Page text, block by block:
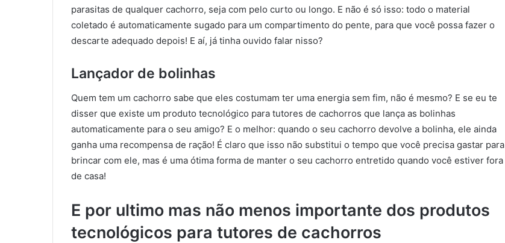
parasitas de qualquer cachorro, seja com pelo curto ou longo. E não é só isso: todo o material
coletado é automaticamente sugado para um compartimento do pente, para que você possa fazer o
descarte adequado depois! E aí, já tinha ouvido falar nisso?
Lançador de bolinhas
Quem tem um cachorro sabe que eles costumam ter uma energia sem fim, não é mesmo? E se eu te
disser que existe um produto tecnológico para tutores de cachorros que lança as bolinhas
automaticamente para o seu amigo? E o melhor: quando o seu cachorro devolve a bolinha, ele ainda
ganha uma recompensa de ração! É claro que isso não substitui o tempo que você precisa gastar para
brincar com ele, mas é uma ótima forma de manter o seu cachorro entretido quando você estiver fora
de casa!
E por ultimo mas não menos importante dos produtos
tecnológicos para tutores de cachorros